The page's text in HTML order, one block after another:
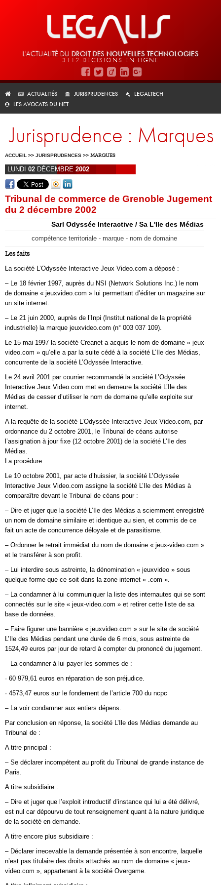
L'ACTUALITÉ DU DROIT DES NOUVELLES TECHNOLOGIES
3112 DÉCISIONS EN LIGNE
ACTUALITÉS JURISPRUDENCES
LEGALTECH
LES AVOCATS DU NET
Jurisprudence : Marques
ACCUEIL >> JURISPRUDENCES >> MARQUES
LUNDI 02 DÉCEMBRE 2002
Tribunal de commerce de Grenoble Jugement
du 2 décembre 2002
Sarl Odyssée Interactive / Sa L'Ile des Médias
compétence territoriale - marque - nom de domaine
Les faits
La société L’Odyssée Interactive Jeux Video.com a déposé :
– Le 18 février 1997, auprès du NSI (Network Solutions Inc.) le nom
de domaine « jeuxvideo.com » lui permettant d’éditer un magazine sur
un site internet.
– Le 21 juin 2000, auprès de l’Inpi (Institut national de la propriété
industrielle) la marque jeuxvideo.com (n° 003 037 109).
Le 15 mai 1997 la société Creanet a acquis le nom de domaine « jeux-
video.com » qu’elle a par la suite cédé à la société L’Ile des Médias,
concurrente de la société L’Odyssée Interactive.
Le 24 avril 2001 par courrier recommandé la société L’Odyssée
Interactive Jeux Video.com met en demeure la société L’Ile des
Médias de cesser d’utiliser le nom de domaine qu’elle exploite sur
internet.
A la requête de la société L’Odyssée Interactive Jeux Video.com, par
ordonnance du 2 octobre 2001, le Tribunal de céans autorise
l’assignation à jour fixe (12 octobre 2001) de la société L’Ile des
Médias.
La procédure
Le 10 octobre 2001, par acte d’huissier, la société L’Odyssée
Interactive Jeux Video.com assigne la société L’Ile des Médias à
comparaître devant le Tribunal de céans pour :
– Dire et juger que la société L’Ile des Médias a sciemment enregistré
un nom de domaine similaire et identique au sien, et commis de ce
fait un acte de concurrence déloyale et de parasitisme.
– Ordonner le retrait immédiat du nom de domaine « jeux-video.com »
et le transférer à son profit.
– Lui interdire sous astreinte, la dénomination « jeuxvideo » sous
quelque forme que ce soit dans la zone internet « .com ».
– La condamner à lui communiquer la liste des internautes qui se sont
connectés sur le site « jeux-video.com » et retirer cette liste de sa
base de données.
– Faire figurer une bannière « jeuxvideo.com » sur le site de société
L’Ile des Médias pendant une durée de 6 mois, sous astreinte de
1524,49 euros par jour de retard à compter du prononcé du jugement.
– La condamner à lui payer les sommes de :
· 60 979,61 euros en réparation de son préjudice.
· 4573,47 euros sur le fondement de l’article 700 du ncpc
– La voir condamner aux entiers dépens.
Par conclusion en réponse, la société L’Ile des Médias demande au
Tribunal de :
A titre principal :
– Se déclarer incompétent au profit du Tribunal de grande instance de
Paris.
A titre subsidiaire :
– Dire et juger que l’exploit introductif d’instance qui lui a été délivré,
est nul car dépourvu de tout renseignement quant à la nature juridique
de la société en demande.
A titre encore plus subsidiaire :
– Déclarer irrecevable la demande présentée à son encontre, laquelle
n’est pas titulaire des droits attachés au nom de domaine « jeux-
video.com », appartenant à la société Overgame.